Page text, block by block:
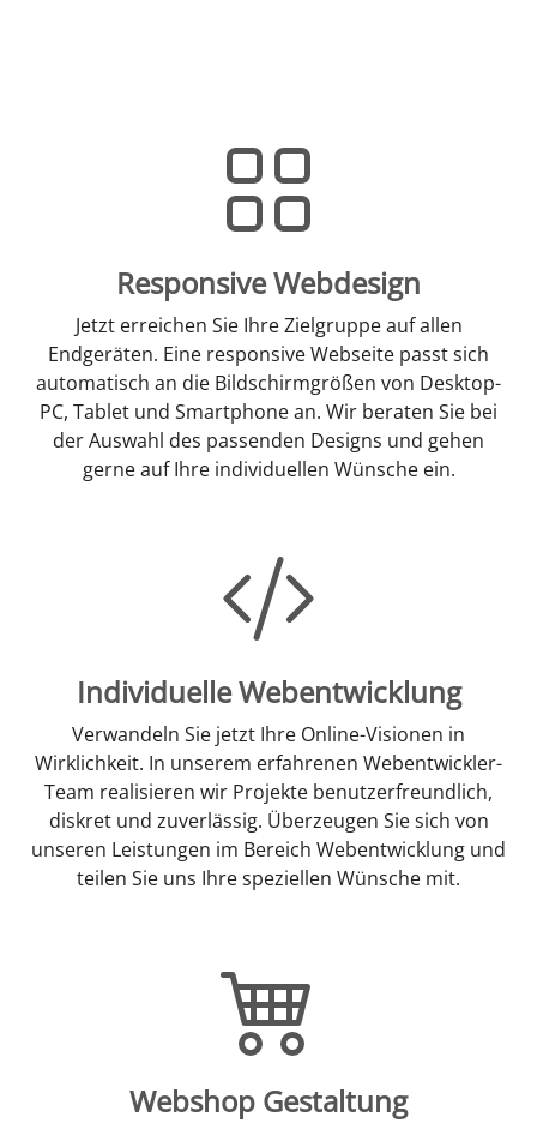
Responsive Webdesign
Jetzt erreichen Sie Ihre Zielgruppe auf allen
Endgeräten. Eine responsive Webseite passt sich
automatisch an die Bildschirmgrößen von Desktop-
PC, Tablet und Smartphone an. Wir beraten Sie bei
der Auswahl des passenden Designs und gehen
gerne auf Ihre individuellen Wünsche ein.
Individuelle Webentwicklung
Verwandeln Sie jetzt Ihre Online-Visionen in
Wirklichkeit. In unserem erfahrenen Webentwickler-
Team realisieren wir Projekte benutzerfreundlich,
diskret und zuverlässig. Überzeugen Sie sich von
unseren Leistungen im Bereich Webentwicklung und
teilen Sie uns Ihre speziellen Wünsche mit.
Webshop Gestaltung